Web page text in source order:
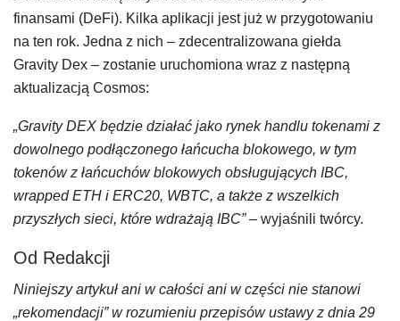
finansami (DeFi). Kilka aplikacji jest już w przygotowaniu
na ten rok. Jedna z nich – zdecentralizowana giełda
Gravity Dex – zostanie uruchomiona wraz z następną
aktualizacją Cosmos:
„Gravity DEX będzie działać jako rynek handlu tokenami z
dowolnego podłączonego łańcucha blokowego, w tym
tokenów z łańcuchów blokowych obsługujących IBC,
wrapped ETH i ERC20, WBTC, a także z wszelkich
przyszłych sieci, które wdrażają IBC”– wyjaśnili twórcy.
Od Redakcji
Niniejszy artykuł ani w całości ani w części nie stanowi
„rekomendacji” w rozumieniu przepisów ustawy z dnia 29